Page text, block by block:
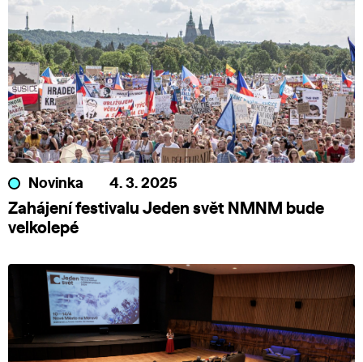
Novinka 4. 3. 2025
Zahájení festivalu Jeden svět NMNM bude
velkolepé